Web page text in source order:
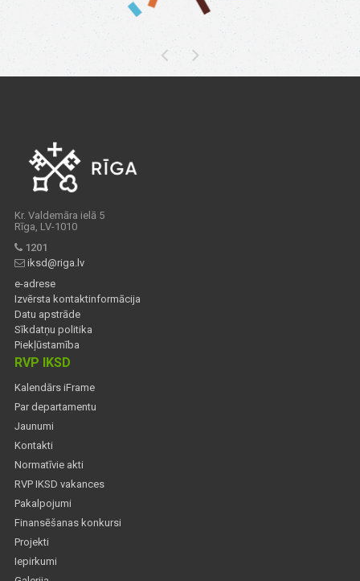
Kr. Valdemāra ielā 5
Rīga, LV-1010
1201
iksd@riga.lv
e-adrese
Izvērsta kontaktinformācija
Datu apstrāde
Sīkdatņu politika
Piekļūstamība
RVP IKSD
Kalendārs iFrame
Par departamentu
Jaunumi
Kontakti
Normatīvie akti
RVP IKSD vakances
Pakalpojumi
Finansēšanas konkursi
Projekti
Iepirkumi